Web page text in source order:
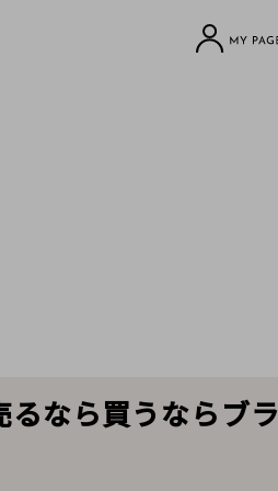
るなら買うならブラ